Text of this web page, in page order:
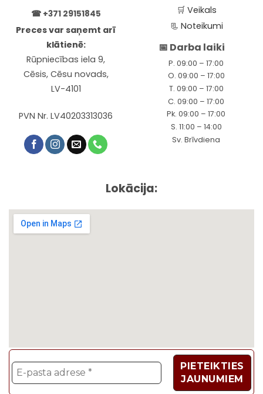
☎ +371 29151845
Preces var saņemt arī
klātienē:
Rūpniecības iela 9,
Cēsis, Cēsu novads,
LV-4101
PVN Nr. LV40203313036
🛒Veikals
📃Noteikumi
📅 Darba laiki
P. 09:00 – 17:00
O. 09:00 – 17:00
T. 09:00 – 17:00
C. 09:00 – 17:00
Pk. 09:00 – 17:00
S. 11:00 – 14:00
Sv. Brīvdiena
Lokācija: